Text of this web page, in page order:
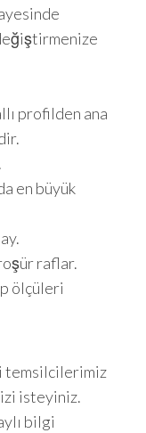
profilden ana
en büyük
raflar.
ölçüleri
temsilcilerimiz
isteyiniz.
bilgi